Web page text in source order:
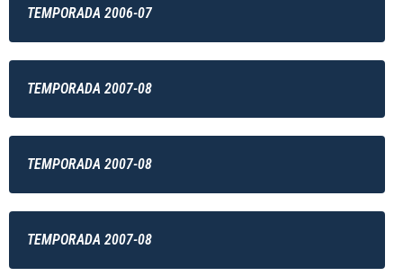
TEMPORADA 2006-07
TEMPORADA 2007-08
TEMPORADA 2007-08
TEMPORADA 2007-08